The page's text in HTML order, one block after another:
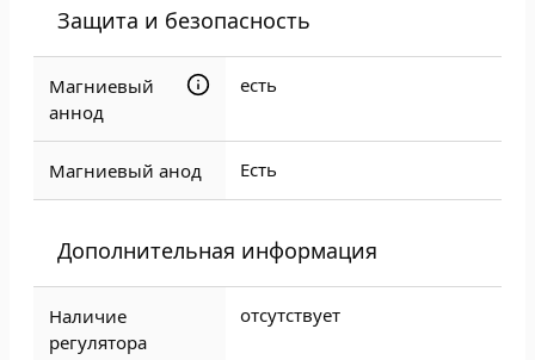
Защита и безопасность
Магниевый
аннод
есть
Магниевый анод Есть
Дополнительная информация
Наличие
регулятора
отсутствует